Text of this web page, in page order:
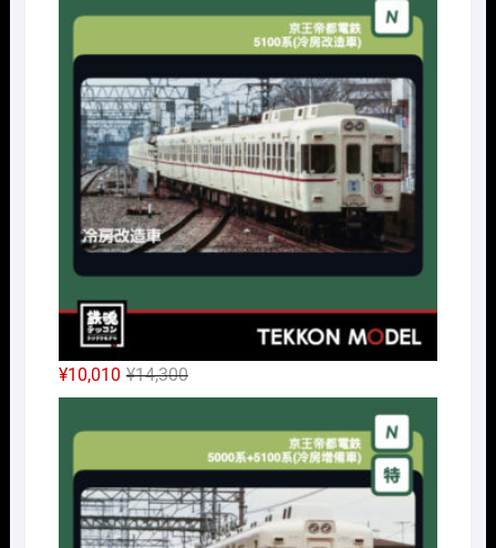
価
¥32,450
で
し
た。
の
は
¥24,338
で
す。
¥14,300元
の
価
¥14,300
で
¥10,010
現
在
の
は
¥10,010